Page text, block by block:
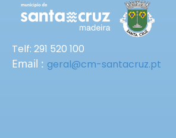
Telf: 291 520 100
Email : geral@cm-santacruz.pt